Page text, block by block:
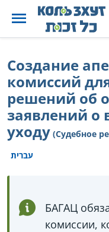
Создание
комиссий
решений об
заявлений о
уходу (Судебное
עברית
БАГАЦ
комиссии,